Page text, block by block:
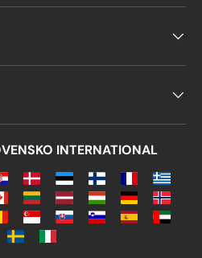
INTERNATIONAL